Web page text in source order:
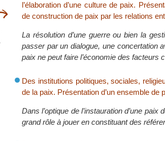
l’élaboration d’une culture de paix.
de construction de paix par les relations
La résolution d’une guerre ou bien la
passer par un dialogue, une concertation
paix ne peut faire l’économie des facteurs
Des institutions politiques, sociales,
de la paix. Présentation d’un ensemble de
Dans l’optique de l’instauration d’une
grand rôle à jouer en constituant des